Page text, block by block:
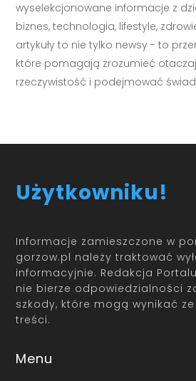
wyselekcjonowane informacje z
biznes, technologia, lifestyle,
artykuły to nie tylko newsy - to
które pomagają zrozumieć
rzeczywistość i podejmować
Użytkowniku!
Informacje zamieszczone w
gorzow.pl należy traktować
informacyjnie. Redakcja
nie bierze odpowiedzialności
szkody, które mogą wynikać
treści.
Menu